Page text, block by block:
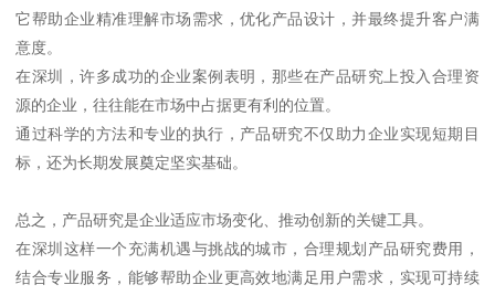
它帮助企业精准理解市场需求，优化产品设计，并最终提升客户满
意度。
在深圳，许多成功的企业案例表明，那些在产品研究上投入合理资
源的企业，往往能在市场中占据更有利的位置。
通过科学的方法和专业的执行，产品研究不仅助力企业实现短期目
标，还为长期发展奠定坚实基础。
总之，产品研究是企业适应市场变化、推动创新的关键工具。
在深圳这样一个充满机遇与挑战的城市，合理规划产品研究费用，
结合专业服务，能够帮助企业更高效地满足用户需求，实现可持续